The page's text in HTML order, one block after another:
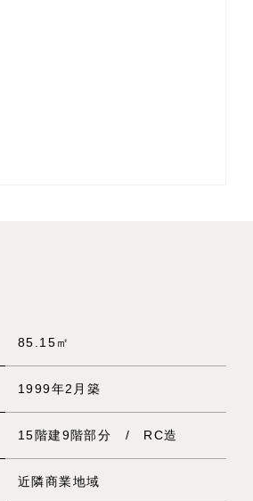
85.15㎡
1999年2月築
15階建9階部分 / RC造
近隣商業地域